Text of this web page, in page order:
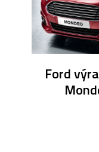
Ford